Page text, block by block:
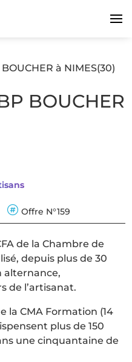
à NIMES(30)
BOUCHER
 Offre N°159
de la Chambre de
depuis plus de 30
alternance,
de l’artisanat.
la CMA Formation (14
plus de 150
une cinquantaine de